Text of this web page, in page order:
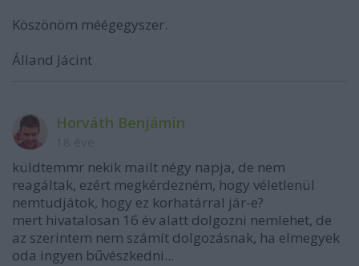
Köszönöm méégegyszer.
Álland Jácint
Horváth Benjámin
küldtemmr nekik mailt négy napja, de nem
reagáltak, ezért megkérdezném, hogy véletlenül
nemtudjátok, hogy ez korhatárral jár-e?
mert hivatalosan 16 év alatt dolgozni nemlehet, de
az szerintem nem számít dolgozásnak, ha elmegyek
oda ingyen bűvészkedni...